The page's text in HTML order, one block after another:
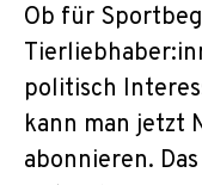
Ob für
politisch
kann man jetzt
abonnieren.